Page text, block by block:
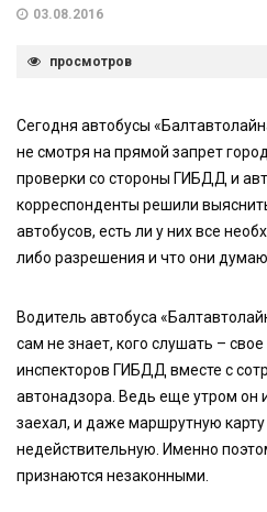
03.08.2016
просмотров
Сегодня автобусы
не смотря на прямой запрет
проверки со стороны ГИБДД и
корреспонденты решили
автобусов, есть ли у них все
либо разрешения и что они
Водитель автобуса
сам не знает, кого слушать –
инспекторов ГИБДД вместе с
автонадзора. Ведь еще утром он
заехал, и даже маршрутную карту
недействительную. Именно
признаются незаконными.